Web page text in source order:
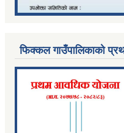
फिक्कल गाउँपालिकाको